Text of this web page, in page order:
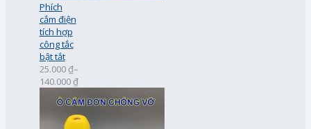
Phích
cắm điện
tích hợp
công tắc
bật tắt
25.000 ₫–
140.000 ₫